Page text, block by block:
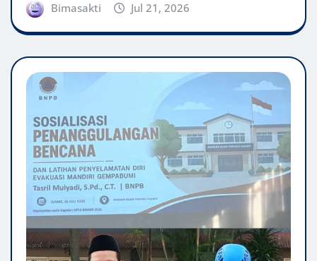
Bimasakti Jul 21, 2026